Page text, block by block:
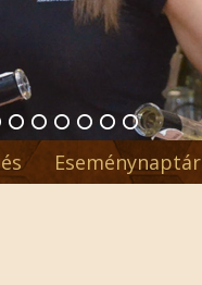
Eseménynaptár